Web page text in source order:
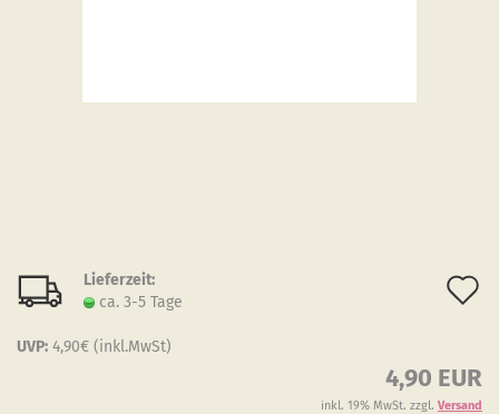
Lieferzeit:
ca. 3-5 Tage
UVP: 4,90€ (inkl.MwSt)
4,90 EUR
inkl. 19% MwSt. zzgl. Versand